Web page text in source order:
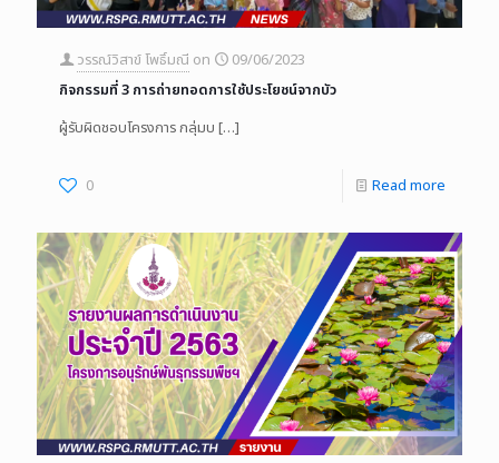
วรรณ์วิสาข์ โพธิ์มณี on
09/06/2023
กิจกรรมที่ 3 การถ่ายทอดการใช้ประโยชน์จากบัว
ผู้รับผิดชอบโครงการ กลุ่มบ […]
0 Read more